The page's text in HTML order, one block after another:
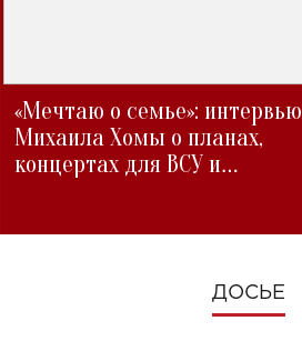
«Мечтаю о семье»: интервью
Михаила Хомы о планах,
концертах для ВСУ и
ДОСЬЕ